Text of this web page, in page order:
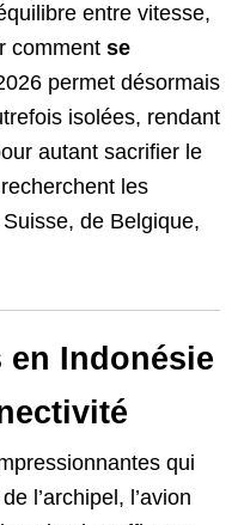
entre vitesse,
comment se
permet désormais
isolées, rendant
autant sacrifier le
les
de Belgique,
en Indonésie
qui
l’archipel, l’avion